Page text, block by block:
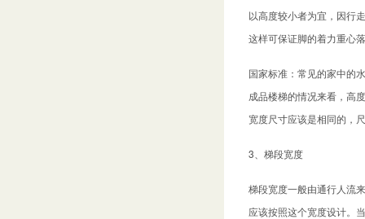
以高度较小者为宜，因行
这样可保证脚的着力重心
国家标准：常见的家中的
成品楼梯的情况来看，高
宽度尺寸应该是相同的，
3、梯段宽度
梯段宽度一般由通行人流
应该按照这个宽度设计。